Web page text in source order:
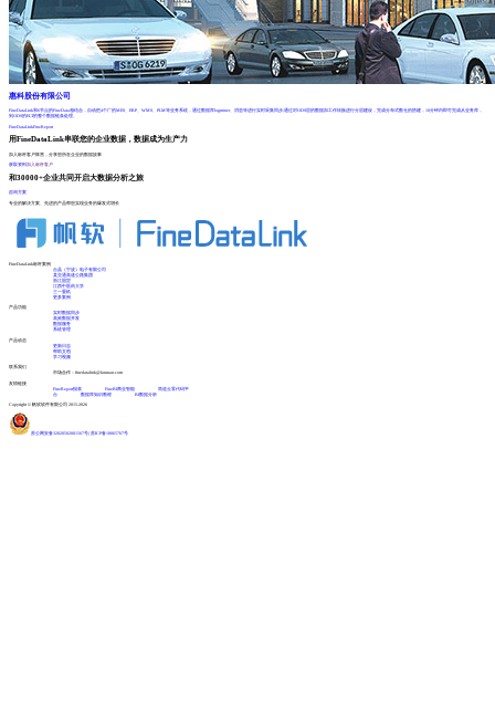
惠科股份有限公司
FineDataLink和6节点的FineData相结合，自动把4个厂的MES、ERP、WMS、PLM等业务系统，通过数据库logminer、消息等进行实时采集同步;通过对ODS层的数据加工作转换进行分层建设，完成分布式数仓的搭建，10分钟内即可完成从业务库，
到ODS的ELT的整个数据链条处理。
FineDataLinkFineReport
用FineDataLink串联您的企业数据，数据成为生产力
加入标杆客户阵营，分享您所在企业的数据故事
获取资料 加入标杆客户
和30000+企业共同开启大数据分析之旅
咨询方案
专业的解决方案、先进的产品帮您实现业务的爆发式增长
FineDataLink标杆案例
台晶（宁波）电子有限公司
某交通高速公路集团
浙江国贸
江西中医药大学
三一重机
更多案例
产品功能
实时数据同步
高效数据开发
数据服务
系统管理
产品动态
更新日志
帮助文档
学习视频
联系我们
市场合作：finedatalink@fanruan.com
友情链接
FineReport报表
FineBI商业智能
简道云零代码平
台
数据库知识教程
BI数据分析
Copyright © 帆软软件有限公司 2015-2026
苏公网安备32020502001567号| 苏ICP备18065767号